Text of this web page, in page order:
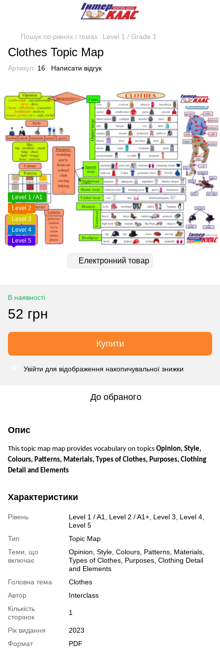
Пошук по рівнях і темах Level 1 / Grade 1
Clothes Topic Map
Артикул: 16 Написати відгук
Level 1 / A1
Level 2
Level 3
Level 4
Level 5
Електронний товар
В наявності
52 грн
Купити
Увійти для відображення накопичувальної знижки
До обраного
Опис
This topic map map provides vocabulary on topics Opinion, Style,
Colours, Patterns, Materials, Types of Clothes, Purposes, Clothing
Detail and Elements
Характеристики
Рівень
Level 1 / A1, Level 2 / A1+, Level 3, Level 4,
Level 5
Тип
Topic Map
Теми, що
включає
Opinion, Style, Colours, Patterns, Materials,
Types of Clothes, Purposes, Clothing Detail
and Elements
Головна тема
Clothes
Автор
Interclass
Кількість
сторінок
1
Рік видання
2023
Формат
PDF